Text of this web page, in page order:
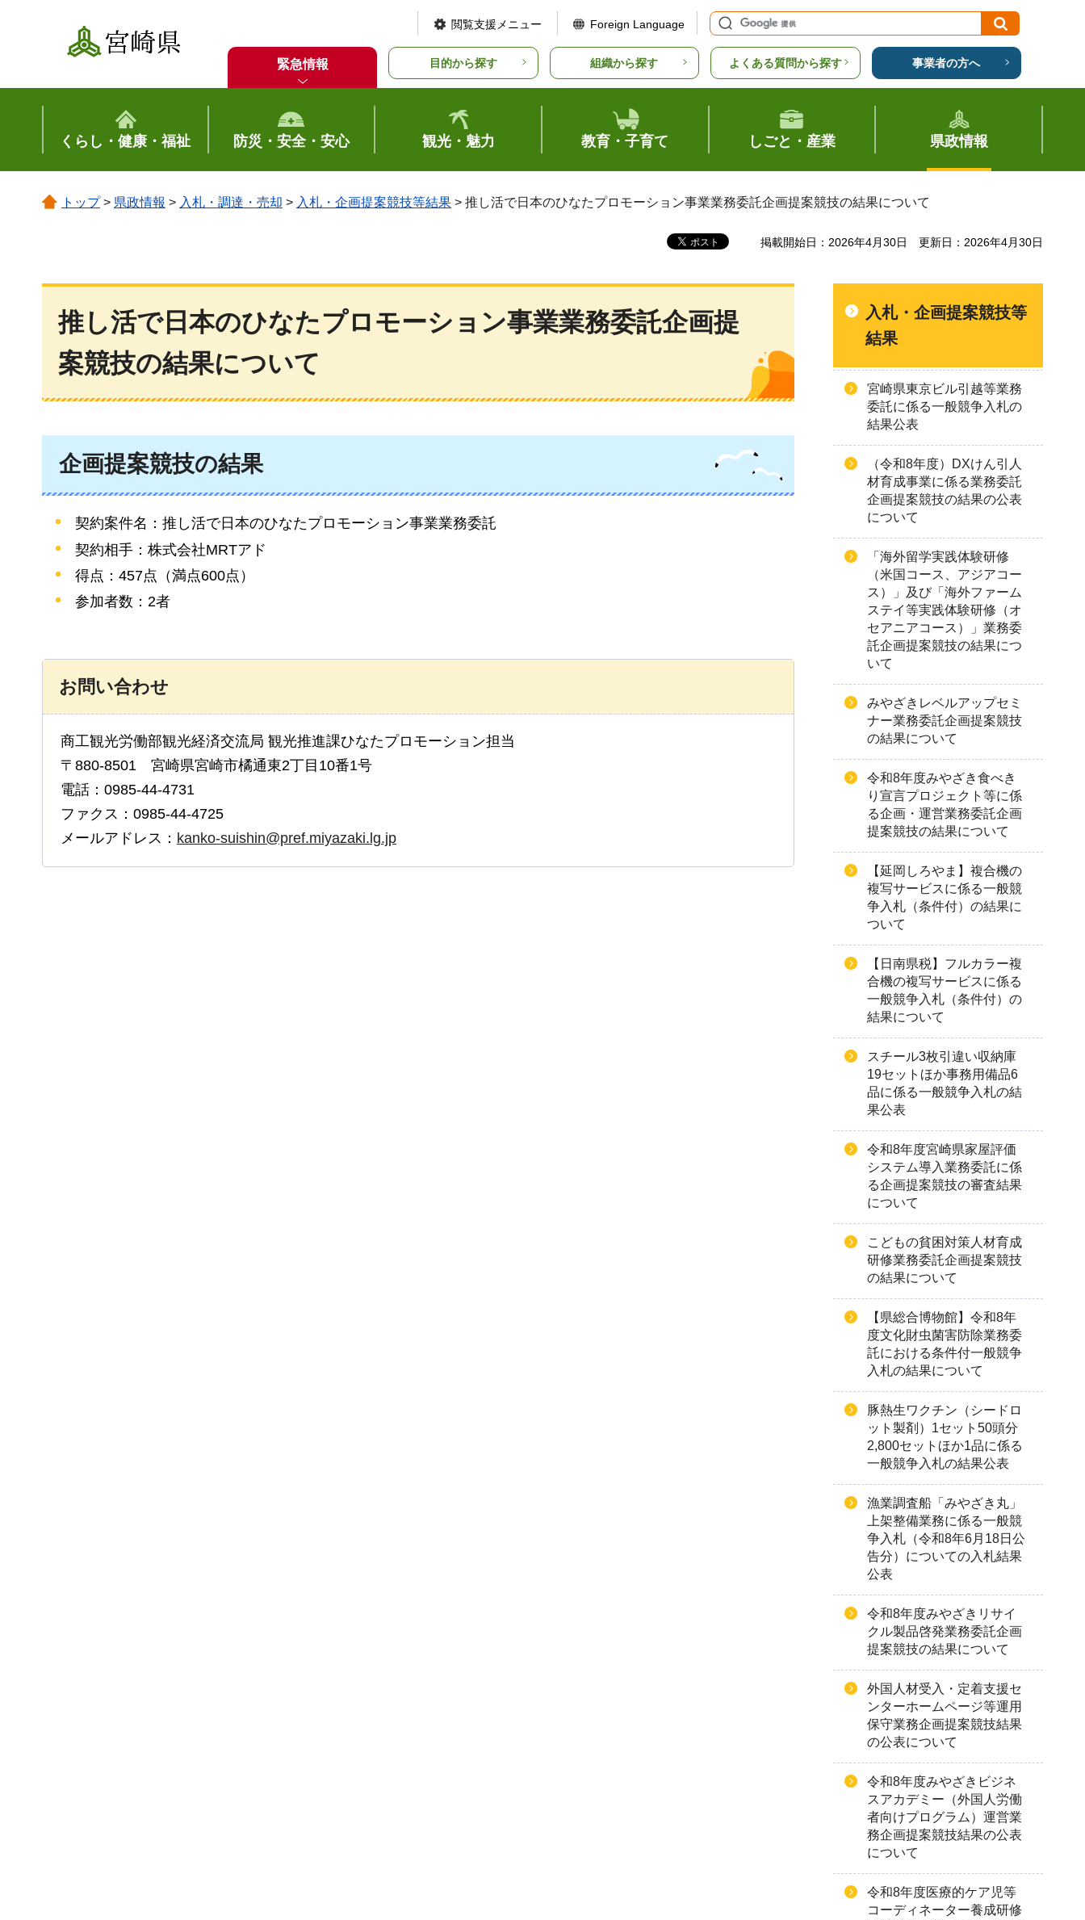
宮崎県
閲覧支援メニュー Foreign Language
緊急情報 目的から探す 組織から探す よくある質問から探す 事業者の方へ
くらし・健康・福祉 防災・安全・安心 観光・魅力 教育・子育て しごと・産業 県政情報
トップ> 県政情報 > 入札・調達・売却 > 入札・企画提案競技等結果 > 推し活で日本のひなたプロモーション事業業務委託企画提案競技の結果について
掲載開始日：2026年4月30日 更新日：2026年4月30日
推し活で日本のひなたプロモーション事業業務委託企画提
案競技の結果について
企画提案競技の結果
契約案件名：推し活で日本のひなたプロモーション事業業務委託
契約相手：株式会社MRTアド
得点：457点（満点600点）
参加者数：2者
お問い合わせ
商工観光労働部観光経済交流局 観光推進課ひなたプロモーション担当
〒880-8501 宮崎県宮崎市橘通東2丁目10番1号
電話：0985-44-4731
ファクス：0985-44-4725
メールアドレス： kanko-suishin@pref.miyazaki.lg.jp
入札・企画提案競技等
結果
宮崎県東京ビル引越等業務
委託に係る一般競争入札の
結果公表
（令和8年度）DXけん引人
材育成事業に係る業務委託
企画提案競技の結果の公表
について
「海外留学実践体験研修
（米国コース、アジアコー
ス）」及び「海外ファーム
ステイ等実践体験研修（オ
セアニアコース）」業務委
託企画提案競技の結果につ
いて
みやざきレベルアップセミ
ナー業務委託企画提案競技
の結果について
令和8年度みやざき食べき
り宣言プロジェクト等に係
る企画・運営業務委託企画
提案競技の結果について
【延岡しろやま】複合機の
複写サービスに係る一般競
争入札（条件付）の結果に
ついて
【日南県税】フルカラー複
合機の複写サービスに係る
一般競争入札（条件付）の
結果について
スチール3枚引違い収納庫
19セットほか事務用備品6
品に係る一般競争入札の結
果公表
令和8年度宮崎県家屋評価
システム導入業務委託に係
る企画提案競技の審査結果
について
こどもの貧困対策人材育成
研修業務委託企画提案競技
の結果について
【県総合博物館】令和8年
度文化財虫菌害防除業務委
託における条件付一般競争
入札の結果について
豚熱生ワクチン（シードロ
ット製剤）1セット50頭分
2,800セットほか1品に係る
一般競争入札の結果公表
漁業調査船「みやざき丸」
上架整備業務に係る一般競
争入札（令和8年6月18日公
告分）についての入札結果
公表
令和8年度みやざきリサイ
クル製品啓発業務委託企画
提案競技の結果について
外国人材受入・定着支援セ
ンターホームページ等運用
保守業務企画提案競技結果
の公表について
令和8年度みやざきビジネ
スアカデミー（外国人労働
者向けプログラム）運営業
務企画提案競技結果の公表
について
令和8年度医療的ケア児等
コーディネーター養成研修